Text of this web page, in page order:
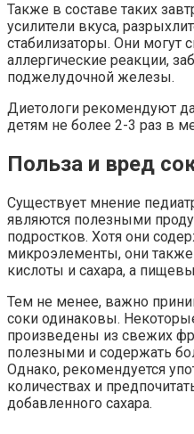
Также в составе таких
усилители вкуса,
стабилизаторы. Они могут
аллергические реакции,
поджелудочной железы.
Диетологи рекомендуют
детям не более 2-3 раз в
Польза и вред
Существует мнение
являются полезными
подростков. Хотя они
микроэлементы, они
кислоты и сахара, а
Тем не менее, важно
соки одинаковы.
произведены из свежих
полезными и содержать
Однако, рекомендуется
количествах и
добавленного сахара.